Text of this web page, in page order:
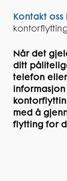
Kontakt oss
Når det
ditt
telefon
med å
flytting for